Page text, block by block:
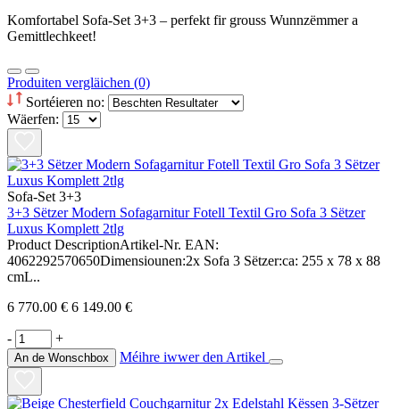
Komfortabel Sofa-Set 3+3 – perfekt fir grouss Wunnzëmmer a
Gemittlechkeet!
Produiten vergläichen (0)
Sortéieren no:
Wäerfen:
Sofa-Set 3+3
3+3 Sëtzer Modern Sofagarnitur Fotell Textil Gro Sofa 3 Sëtzer
Luxus Komplett 2tlg
Product DescriptionArtikel-Nr. EAN:
4062292570650Dimensiounen:2x Sofa 3 Sëtzer:ca: 255 x 78 x 88
cmL..
6 770.00 € 6 149.00 €
- +
An de Wonschbox Méihre iwwer den Artikel